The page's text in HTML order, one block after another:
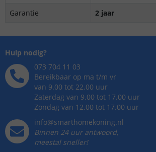
Garantie
2 jaar
Hulp nodig?
073 704 11 03
Bereikbaar op ma t/m vr
van 9.00 tot 22.00 uur
Zaterdag van 9.00 tot 17.00 uur
Zondag van 12.00 tot 17.00 uur
info@smarthomekoning.nl
Binnen 24 uur antwoord,
meestal sneller!